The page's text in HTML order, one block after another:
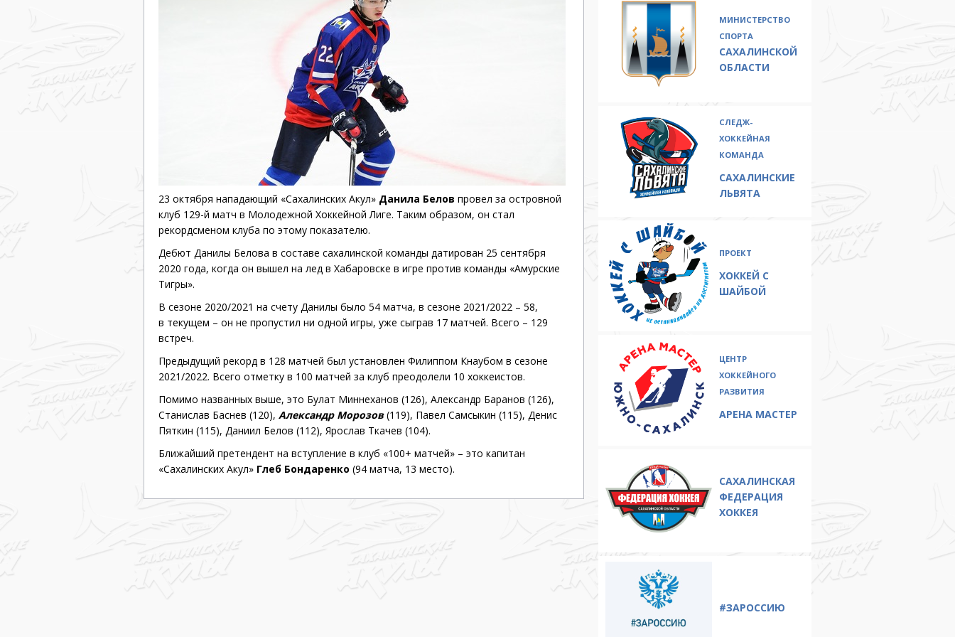
Красная Машина-Юниор
МХК Динамо-Карелия
МХК Спартак-МАХ
СМО МХК Атлант
Тайфун
Дивизион Серебряный
АКМ-Новомосковск
Красноярские Рыси
Ладья
Локо-76
МХК Молот
Реактор
Сибирские Cнайперы
Спутник Ал
Тюменский Легион
МИНИСТЕРСТВО
СПОРТА
САХАЛИНСКОЙ
ОБЛАСТИ
СЛЕДЖ-
ХОККЕЙНАЯ
КОМАНДА
САХАЛИНСКИЕ
ЛЬВЯТА
ПРОЕКТ
ХОККЕЙ С
ШАЙБОЙ
ЦЕНТР
ХОККЕЙНОГО
РАЗВИТИЯ
АРЕНА МАСТЕР
САХАЛИНСКАЯ
ФЕДЕРАЦИЯ
ХОККЕЯ
#ЗAРОССИЮ
23 октября нападающий «Сахалинских Акул» Данила Белов провел за островной
клуб 129-й матч в Молодежной Хоккейной Лиге. Таким образом, он стал
рекордсменом клуба по этому показателю.
Дебют Данилы Белова в составе сахалинской команды датирован 25 сентября
2020 года, когда он вышел на лед в Хабаровске в игре против команды «Амурские
Тигры».
В сезоне 2020/2021 на счету Данилы было 54 матча, в сезоне 2021/2022 – 58,
в текущем – он не пропустил ни одной игры, уже сыграв 17 матчей. Всего – 129
встреч.
Предыдущий рекорд в 128 матчей был установлен Филиппом Кнаубом в сезоне
2021/2022. Всего отметку в 100 матчей за клуб преодолели 10 хоккеистов.
Помимо названных выше, это Булат Миннеханов (126), Александр Баранов (126),
Станислав Баснев (120), Александр Морозов(119), Павел Самсыкин (115), Денис
Пяткин (115), Даниил Белов (112), Ярослав Ткачев (104).
Ближайший претендент на вступление в клуб «100+ матчей» – это капитан
«Сахалинских Акул» Глеб Бондаренко (94 матча, 13 место).